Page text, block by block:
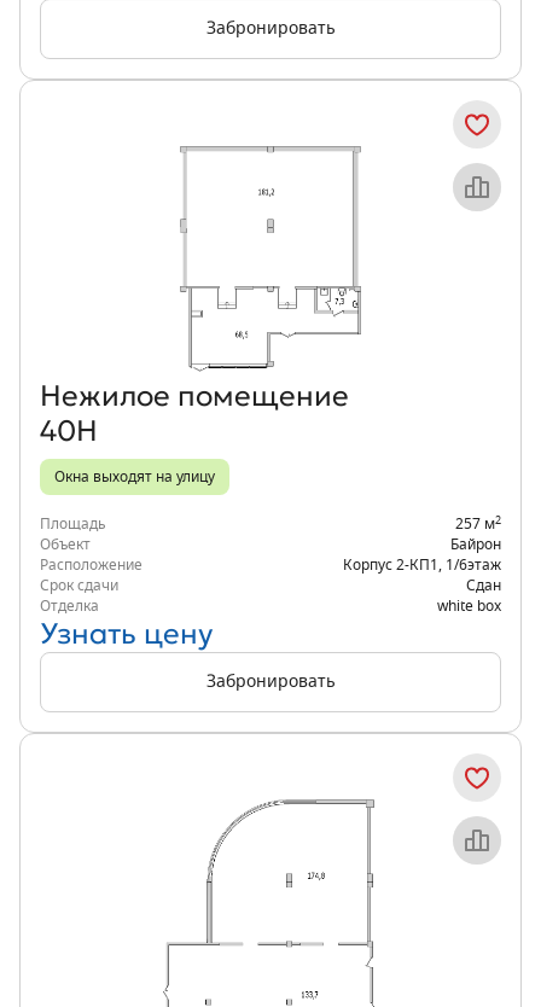
Забронировать
Нежилое помещение
40Н
Окна выходят на улицу
Площадь 257 м2
Объект
Байрон
Расположение
Корпус 2-КП1 1/6этаж
Срок сдачи
Сдан
Отделка
white box
Узнать цену
Забронировать